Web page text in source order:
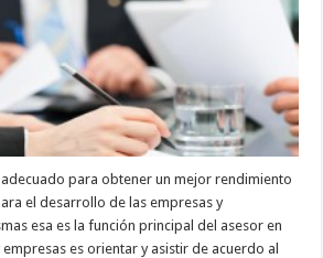
para obtener un mejor rendimiento
el desarrollo de las empresas y
esa es la función principal del asesor en
es orientar y asistir de acuerdo al